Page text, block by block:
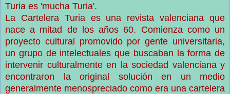
Turia es 'mucha Turia'.
La Cartelera Turia es una revista valenciana que
nace a mitad de los años 60. Comienza como un
proyecto cultural promovido por gente universitaria,
un grupo de intelectuales que buscaban la forma de
intervenir culturalmente en la sociedad valenciana y
encontraron la original solución en un medio
generalmente menospreciado como era una cartelera